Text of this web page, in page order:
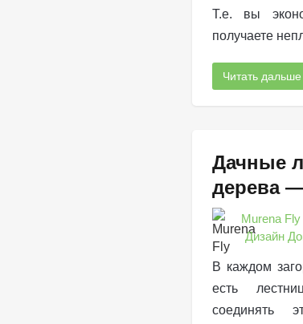
Т.е. вы
получаете
Читать дальше
Дачные
дерева
Murena Fly
Дизайн
В каждом
есть
соединять